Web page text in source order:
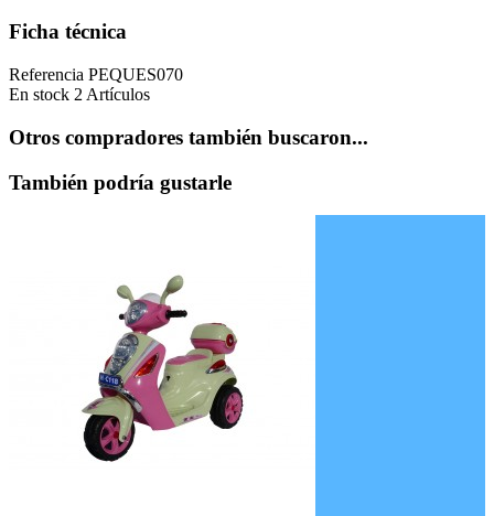
Ficha técnica
Referencia PEQUES070
En stock 2 Artículos
Otros compradores también buscaron...
También podría gustarle